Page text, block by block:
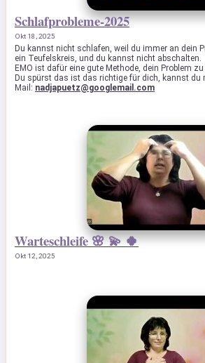
Schlafprobleme-2025
Okt 18, 2025
Du kannst nicht schlafen, weil du immer an dein
ein Teufelskreis, und du kannst nicht abschalten.
EMO ist dafür eine gute Methode, dein Problem
Du spürst das ist das richtige für dich, kannst du
Mail: nadjapuetz@googlemail.com
Warteschleife 🌸 💫 🍀
Okt 12, 2025